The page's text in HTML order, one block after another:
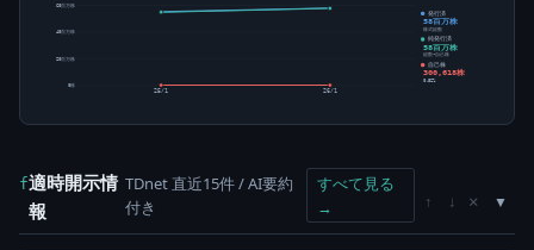
0株
20百万株
40百万株
60百万株
25/1 26/1
発行済
58百万株
株式総数
純発行済
58百万株
総数-自己株
自己株
300,618株
0.52%
f適時開示情
報
TDnet 直近15件 / AI要約
付き
すべて見る
→
↑ ↓ ×